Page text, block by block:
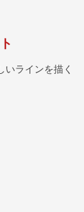
ラインを描く